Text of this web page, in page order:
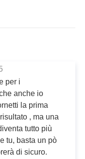
per i
anche io
la prima
, ma una
tutto più
tu, basta un pò
di sicuro.